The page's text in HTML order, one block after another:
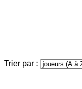
Trier par :